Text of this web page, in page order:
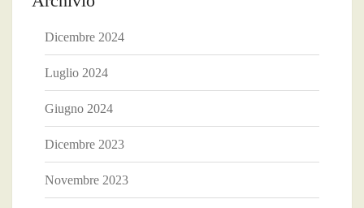
Dicembre 2024
Luglio 2024
Giugno 2024
Dicembre 2023
Novembre 2023